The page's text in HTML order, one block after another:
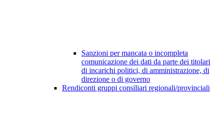
Sanzioni per mancata o incompleta
comunicazione dei dati da parte dei titolari
di incarichi politici, di amministrazione, di
direzione o di governo
Rendiconti gruppi consiliari regionali/provinciali